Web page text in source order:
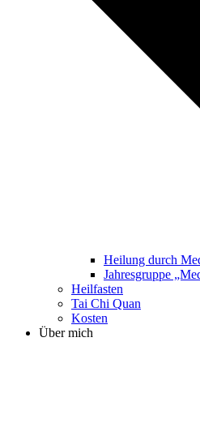
Heilung durch
Jahresgruppe
Heilfasten
Tai Chi Quan
Kosten
Über mich